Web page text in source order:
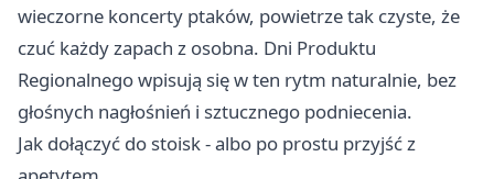
wieczorne koncerty ptaków, powietrze tak czyste, że
czuć każdy zapach z osobna. Dni Produktu
Regionalnego wpisują się w ten rytm naturalnie, bez
głośnych nagłośnień i sztucznego podniecenia.
Jak dołączyć do stoisk - albo po prostu przyjść z